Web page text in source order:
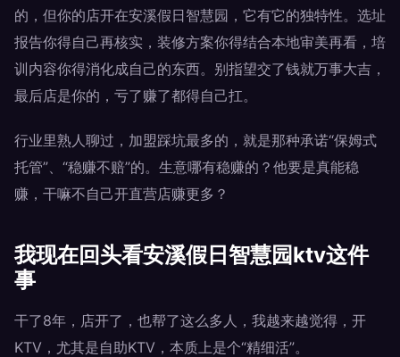
的，但你的店开在安溪假日智慧园，它有它的独特性。选址
报告你得自己再核实，装修方案你得结合本地审美再看，培
训内容你得消化成自己的东西。别指望交了钱就万事大吉，
最后店是你的，亏了赚了都得自己扛。
行业里熟人聊过，加盟踩坑最多的，就是那种承诺“保姆式
托管”、“稳赚不赔”的。生意哪有稳赚的？他要是真能稳
赚，干嘛不自己开直营店赚更多？
我现在回头看安溪假日智慧园ktv这件
事
干了8年，店开了，也帮了这么多人，我越来越觉得，开
KTV，尤其是自助KTV，本质上是个“精细活”。